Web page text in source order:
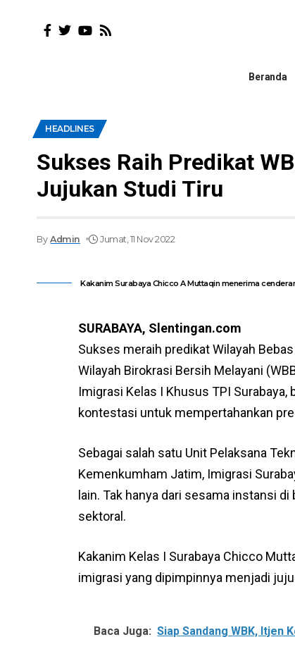
Beranda
HEADLINES
Sukses Raih Predikat
Jujukan Studi Tiru
By Admin Jumat, 11 Nov 2022
Kakanim Surabaya Chicco A Muttaqin menerima
SURABAYA, Slentingan.com
Sukses meraih predikat Wilayah
Wilayah Birokrasi Bersih Melayani
Imigrasi Kelas I Khusus TPI Surabaya,
kontestasi untuk mempertahankan
Sebagai salah satu Unit Pelaksana
Kemenkumham Jatim, Imigrasi
lain. Tak hanya dari sesama instansi
sektoral.
Kakanim Kelas I Surabaya Chicco
imigrasi yang dipimpinnya menjadi
Baca Juga: Siap Sandang WBK, Itjen